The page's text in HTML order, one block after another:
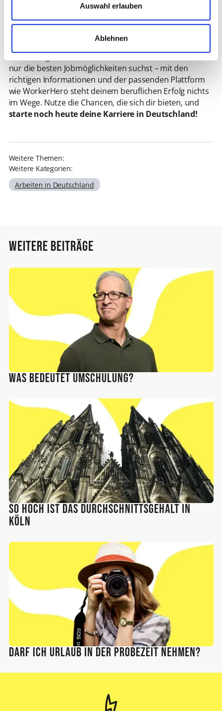
Auswahl erlauben
Ablehnen
.
Deutschland bietet EU-Bürgern eine Vielzahl an
Möglichkeiten, beruflich Fuß zu fassen und eine
Ausbildung anerkennen lassen möchtest oder einfach
nur die besten Jobmöglichkeiten suchst – mit den
richtigen Informationen und der passenden Plattform
wie WorkerHero steht deinem beruflichen Erfolg nichts
im Wege. Nutze die Chancen, die sich dir bieten, und
starte noch heute deine Karriere in Deutschland!
Weitere Themen:
Weitere Kategorien:
Arbeiten in Deutschland
Weitere Beiträge
Was bedeutet Umschulung?
So hoch ist das Durchschnittsgehalt in
Köln
Darf ich Urlaub in der Probezeit nehmen?